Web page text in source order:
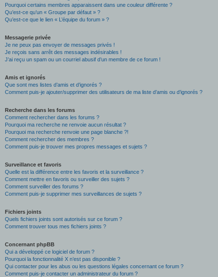
Pourquoi certains membres apparaissent dans une couleur différente ?
Qu’est-ce qu’un « Groupe par défaut » ?
Qu’est-ce que le lien « L’équipe du forum » ?
Messagerie privée
Je ne peux pas envoyer de messages privés !
Je reçois sans arrêt des messages indésirables !
J’ai reçu un spam ou un courriel abusif d’un membre de ce forum !
Amis et ignorés
Que sont mes listes d’amis et d’ignorés ?
Comment puis-je ajouter/supprimer des utilisateurs de ma liste d’amis ou d’ignorés ?
Recherche dans les forums
Comment rechercher dans les forums ?
Pourquoi ma recherche ne renvoie aucun résultat ?
Pourquoi ma recherche renvoie une page blanche ?!
Comment rechercher des membres ?
Comment puis-je trouver mes propres messages et sujets ?
Surveillance et favoris
Quelle est la différence entre les favoris et la surveillance ?
Comment mettre en favoris ou surveiller des sujets ?
Comment surveiller des forums ?
Comment puis-je supprimer mes surveillances de sujets ?
Fichiers joints
Quels fichiers joints sont autorisés sur ce forum ?
Comment trouver tous mes fichiers joints ?
Concernant phpBB
Qui a développé ce logiciel de forum ?
Pourquoi la fonctionnalité X n’est pas disponible ?
Qui contacter pour les abus ou les questions légales concernant ce forum ?
Comment puis-je contacter un administrateur du forum ?